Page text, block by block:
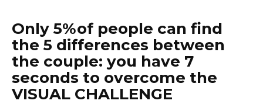
Only 5%of people can find
the 5 differences between
the couple: you have 7
seconds to overcome the
VISUAL CHALLENGE